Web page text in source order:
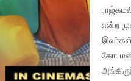
என்ற
இவர்கள்